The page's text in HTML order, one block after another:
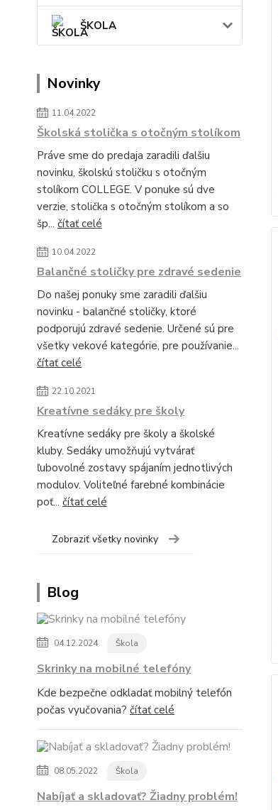
ŠKOLA
Novinky
11.04.2022
Školská stolička s otočným stolíkom
Práve sme do predaja zaradili ďalšiu
novinku, školskú stoličku s otočným
stolíkom COLLEGE. V ponuke sú dve
verzie, stolička s otočným stolíkom a so
šp... čítať celé
10.04.2022
Balančné stoličky pre zdravé sedenie
Do našej ponuky sme zaradili ďalšiu
novinku - balančné stoličky, ktoré
podporujú zdravé sedenie. Určené sú pre
všetky vekové kategórie, pre používanie...
čítať celé
22.10.2021
Kreatívne sedáky pre školy
Kreatívne sedáky pre školy a školské
kluby. Sedáky umožňujú vytvárať
ľubovolné zostavy spájaním jednotlivých
modulov. Voliteľné farebné kombinácie
poť... čítať celé
Zobraziť všetky novinky
Blog
04.12.2024 Škola
Skrinky na mobilné telefóny
Kde bezpečne odkladať mobilný telefón
počas vyučovania? čítať celé
08.05.2022 Škola
Nabíjať a skladovať? Žiadny problém!